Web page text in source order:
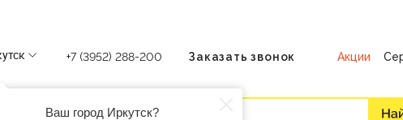
Ваш город Иркутск?
+7 (3952) 288-200 Заказать звонок Акции